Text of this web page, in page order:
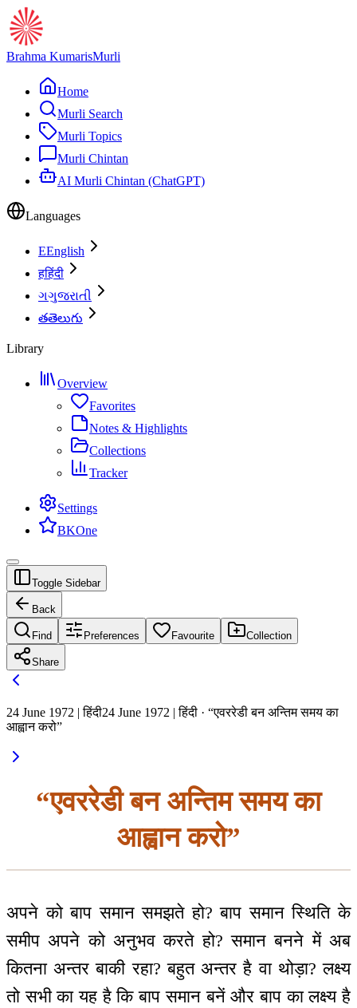
Brahma KumarisMurli
Home
Murli Search
Murli Topics
Murli Chintan
AI Murli Chintan (ChatGPT)
Languages
EEnglish
हहिंदी
ગગુજરાતી
తతెలుగు
Library
Overview
Favorites
Notes & Highlights
Collections
Tracker
Settings
BKOne
Toggle Sidebar
Back
Find Preferences Favourite Collection
Share
24 June 1972 | हिंदी24 June 1972 | हिंदी · “एवररेडी बन अन्तिम समय का
आह्वान करो”
“एवररेडी बन अन्तिम समय का
आह्वान करो”
अपने को बाप समान समझते हो? बाप समान स्थिति के
समीप अपने को अनुभव करते हो? समान बनने में अब
कितना अन्तर बाकी रहा? बहुत अन्तर है वा थोड़ा? लक्ष्य
तो सभी का यह है कि बाप समान बनें और बाप का लक्ष्य है